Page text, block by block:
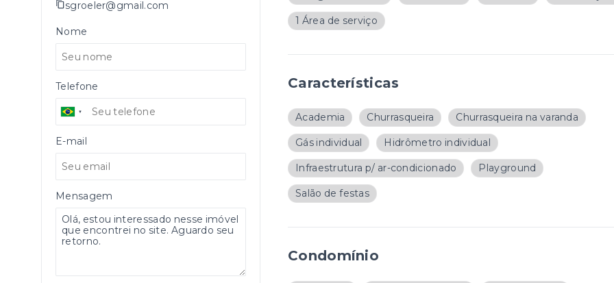
sgroeler@gmail.com
Nome
Telefone
E-mail
Mensagem
1 Área de serviço
Características
Academia Churrasqueira Churrasqueira na varanda
Gás individual Hidrômetro individual
Infraestrutura p/ ar-condicionado Playground
Salão de festas
Condomínio